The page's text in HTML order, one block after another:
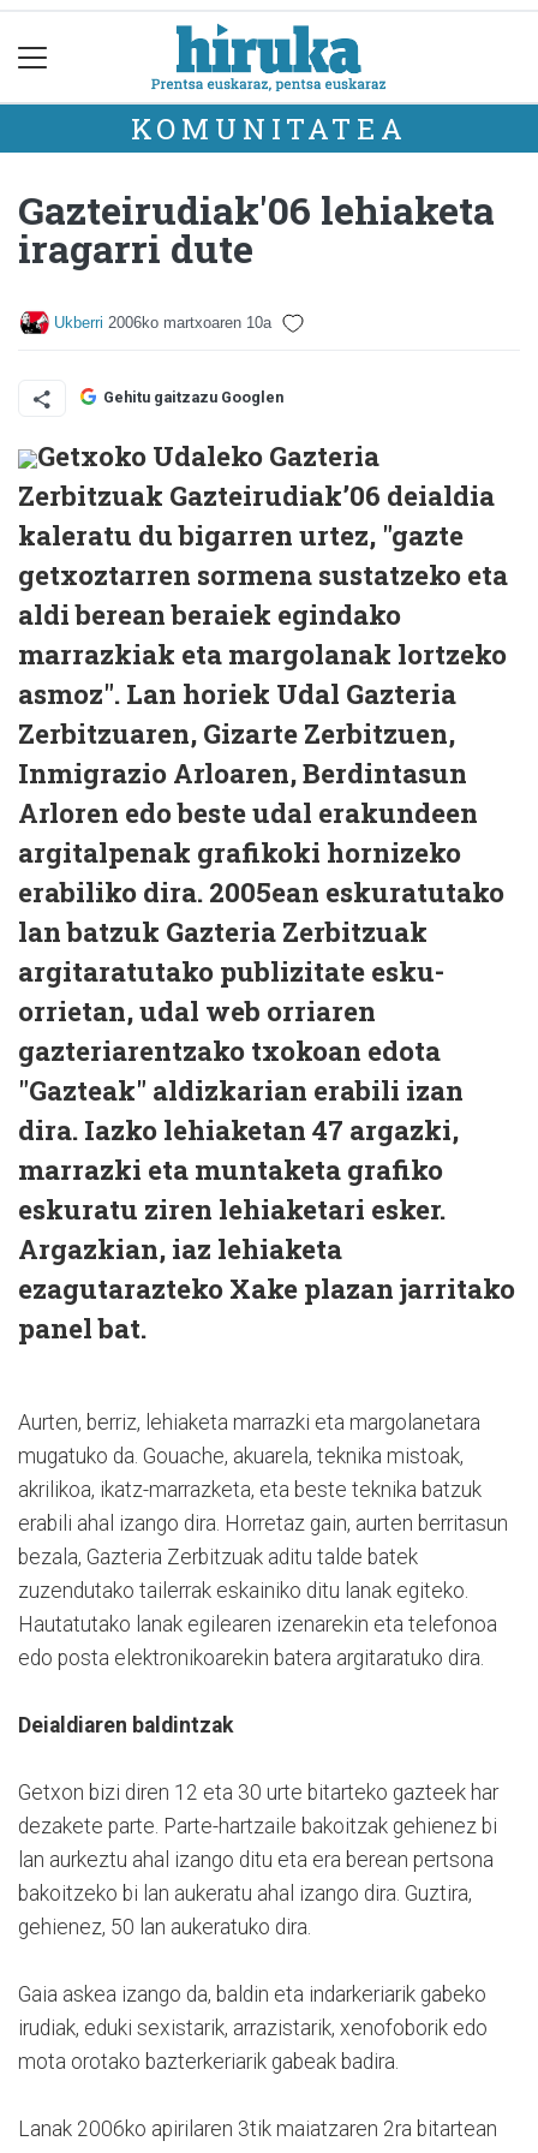
KOMUNITATEA
Gazteirudiak'06 lehiaketa
iragarri dute
Ukberri 2006ko martxoaren 10a
Gehitu gaitzazu Googlen
Getxoko Udaleko Gazteria
Zerbitzuak Gazteirudiak’06 deialdia
kaleratu du bigarren urtez, "gazte
getxoztarren sormena sustatzeko eta
aldi berean beraiek egindako
marrazkiak eta margolanak lortzeko
asmoz". Lan horiek Udal Gazteria
Zerbitzuaren, Gizarte Zerbitzuen,
Inmigrazio Arloaren, Berdintasun
Arloren edo beste udal erakundeen
argitalpenak grafikoki hornizeko
erabiliko dira. 2005ean eskuratutako
lan batzuk Gazteria Zerbitzuak
argitaratutako publizitate esku-
orrietan, udal web orriaren
gazteriarentzako txokoan edota
"Gazteak" aldizkarian erabili izan
dira. Iazko lehiaketan 47 argazki,
marrazki eta muntaketa grafiko
eskuratu ziren lehiaketari esker.
Argazkian, iaz lehiaketa
ezagutarazteko Xake plazan jarritako
panel bat.
Aurten, berriz, lehiaketa marrazki eta margolanetara
mugatuko da. Gouache, akuarela, teknika mistoak,
akrilikoa, ikatz-marrazketa, eta beste teknika batzuk
erabili ahal izango dira. Horretaz gain, aurten berritasun
bezala, Gazteria Zerbitzuak aditu talde batek
zuzendutako tailerrak eskainiko ditu lanak egiteko.
Hautatutako lanak egilearen izenarekin eta telefonoa
edo posta elektronikoarekin batera argitaratuko dira.
Deialdiaren baldintzak
Getxon bizi diren 12 eta 30 urte bitarteko gazteek har
dezakete parte. Parte-hartzaile bakoitzak gehienez bi
lan aurkeztu ahal izango ditu eta era berean pertsona
bakoitzeko bi lan aukeratu ahal izango dira. Guztira,
gehienez, 50 lan aukeratuko dira.
Gaia askea izango da, baldin eta indarkeriarik gabeko
irudiak, eduki sexistarik, arrazistarik, xenofoborik edo
mota orotako bazterkeriarik gabeak badira.
Lanak 2006ko apirilaren 3tik maiatzaren 2ra bitartean